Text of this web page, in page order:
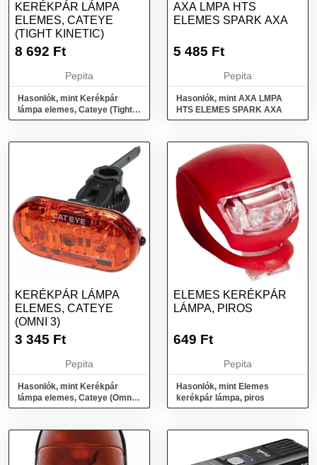
KERÉKPÁR LÁMPA
ELEMES, CATEYE
(TIGHT KINETIC)
8 692 Ft
Pepita
Hasonlók, mint Kerékpár
lámpa elemes, Cateye (Tight
kinetic)
AXA LMPA HTS
ELEMES SPARK AXA
5 485 Ft
Pepita
Hasonlók, mint AXA LMPA
HTS ELEMES SPARK AXA
KERÉKPÁR LÁMPA
ELEMES, CATEYE
(OMNI 3)
3 345 Ft
Pepita
Hasonlók, mint Kerékpár
lámpa elemes, Cateye (Omni
3)
ELEMES KERÉKPÁR
LÁMPA, PIROS
649 Ft
Pepita
Hasonlók, mint Elemes
kerékpár lámpa, piros